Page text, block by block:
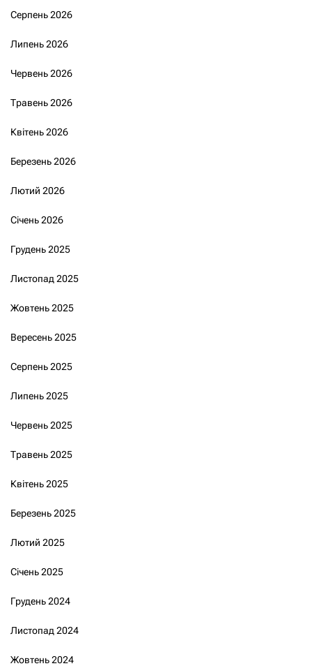
Серпень 2026
Липень 2026
Червень 2026
Травень 2026
Квітень 2026
Березень 2026
Лютий 2026
Січень 2026
Грудень 2025
Листопад 2025
Жовтень 2025
Вересень 2025
Серпень 2025
Липень 2025
Червень 2025
Травень 2025
Квітень 2025
Березень 2025
Лютий 2025
Січень 2025
Грудень 2024
Листопад 2024
Жовтень 2024